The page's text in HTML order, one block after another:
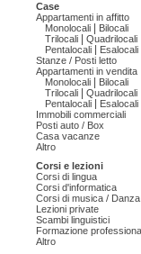
Case
Appartamenti in affitto
Monolocali
Bilocali
Trilocali
Quadrilocali
Pentalocali
Esalocali
Stanze / Posti letto
Appartamenti in vendita
Monolocali
Bilocali
Trilocali
Quadrilocali
Pentalocali
Esalocali
Immobili commerciali
Posti auto / Box
Casa vacanze
Altro
Corsi e lezioni
Corsi di lingua
Corsi d'informatica
Corsi di musica /
Lezioni private
Scambi linguistici
Formazione
Altro